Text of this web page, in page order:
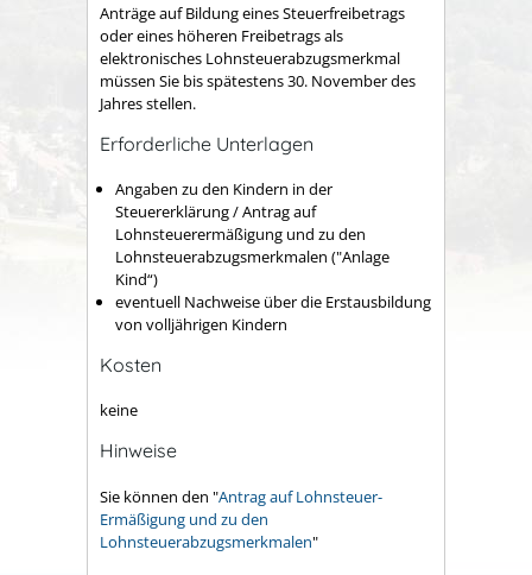
Anträge auf Bildung eines Steuerfreibetrags
oder eines höheren Freibetrags als
elektronisches Lohnsteuerabzugsmerkmal
müssen Sie bis spätestens 30. November des
Jahres stellen.
Erforderliche Unterlagen
Angaben zu den Kindern in der
Steuererklärung / Antrag auf
Lohnsteuerermäßigung und zu den
Lohnsteuerabzugsmerkmalen ("Anlage
Kind“)
eventuell Nachweise über die Erstausbildung
von volljährigen Kindern
Kosten
keine
Hinweise
Sie können den "Antrag auf Lohnsteuer-
Ermäßigung und zu den
Lohnsteuerabzugsmerkmalen"